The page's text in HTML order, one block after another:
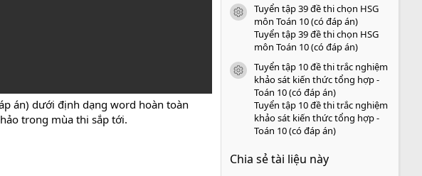
án) dưới định dạng word hoàn toàn
trong mùa thi sắp tới.
icon tài liệu
Tuyển tập 39 đề thi chọn HSG
môn Toán 10 (có đáp án)
Tuyển tập 39 đề thi chọn HSG
môn Toán 10 (có đáp án)
icon tài liệu
Tuyển tập 10 đề thi trắc nghiệm
khảo sát kiến thức tổng hợp -
Toán 10 (có đáp án)
Tuyển tập 10 đề thi trắc nghiệm
khảo sát kiến thức tổng hợp -
Toán 10 (có đáp án)
Chia sẻ tài liệu này